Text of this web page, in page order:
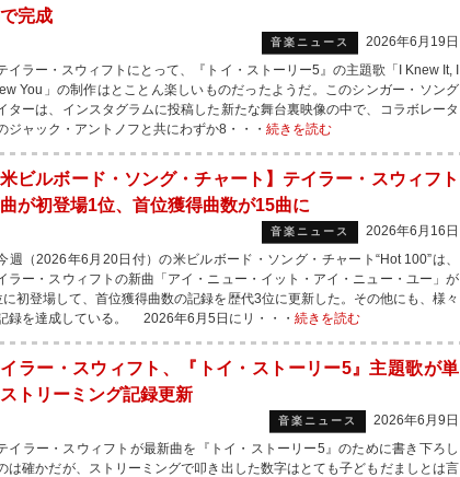
完成
音楽ニュース
2026年6月19日
イラー・スウィフトにとって、『トイ・ストーリー5』の主題歌「I Knew It, I
You」の制作はとことん楽しいものだったようだ。このシンガー・ソング
ターは、インスタグラムに投稿した新たな舞台裏映像の中で、コラボレータ
ジャック・アントノフと共にわずか8・・・ 続きを読む
米ビルボード・ソング・チャート】テイラー・スウィフト
が初登場1位、首位獲得曲数が15曲に
音楽ニュース
2026年6月16日
週（2026年6月20日付）の米ビルボード・ソング・チャート“Hot 100”は、
ラー・スウィフトの新曲「アイ・ニュー・イット・アイ・ニュー・ユー」が
に初登場して、首位獲得曲数の記録を歴代3位に更新した。その他にも、様々
録を達成している。 2026年6月5日にリ・・・ 続きを読む
ラー・スウィフト、『トイ・ストーリー5』主題歌が単
ストリーミング記録更新
音楽ニュース
2026年6月9日
イラー・スウィフトが最新曲を『トイ・ストーリー5』のために書き下ろし
は確かだが、ストリーミングで叩き出した数字はとても子どもだましとは言